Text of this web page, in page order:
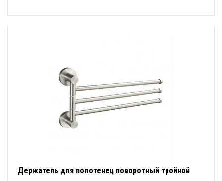
Держатель для полотенец поворотный тройной